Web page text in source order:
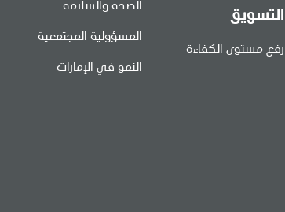
التسويق
رفع مستوى الكفاءة
الصحة والسلامة
المسؤولية المجتمعية
النمو في الإمارات